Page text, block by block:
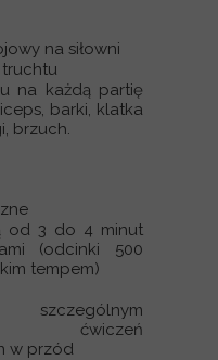
na siłowni
na każdą partię
barki, klatka
brzuch.
od 3 do 4 minut
(odcinki 500
tempem)
ćwiczeń
w przód